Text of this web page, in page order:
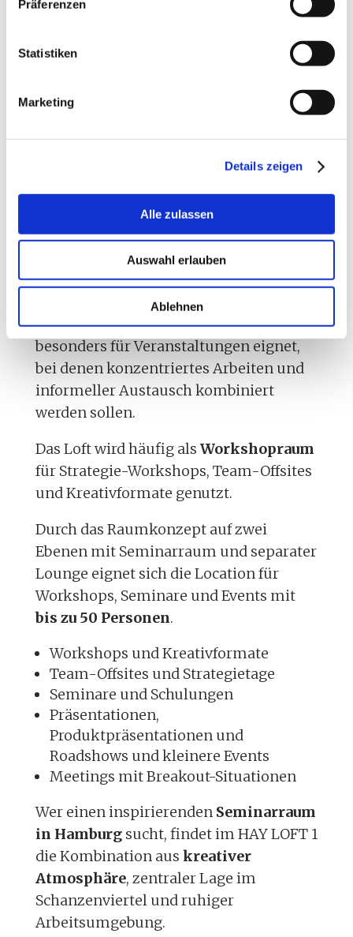
Präferenzen
Statistiken
Marketing
Details zeigen
Alle zulassen
Auswahl erlauben
Ablehnen
Für welche
Veranstaltungen
eignet sich das HAY
LOFT 1?
Das HAY LOFT 1 ist eingroßzügiger
Seminarraumin Hamburg, der sich
besonders für Veranstaltungen eignet,
bei denen konzentriertes Arbeiten und
informeller Austausch kombiniert
werden sollen.
Das Loft wird häufig als Workshopraum
für Strategie-Workshops, Team-Offsites
und Kreativformate genutzt.
Durch das Raumkonzept auf zwei
Ebenen mit Seminarraum und separater
Lounge eignet sich die Location für
Workshops, Seminare und Events mit
bis zu 50 Personen.
Workshops und Kreativformate
Team-Offsites und Strategietage
Seminare und Schulungen
Präsentationen,
Produktpräsentationen und
Roadshows und kleinere Events
Meetings mit Breakout-Situationen
Wer einen inspirierenden Seminarraum
in Hamburgsucht, findet im HAY LOFT 1
die Kombination aus kreativer
Atmosphäre, zentraler Lage im
Schanzenviertel und ruhiger
Arbeitsumgebung.